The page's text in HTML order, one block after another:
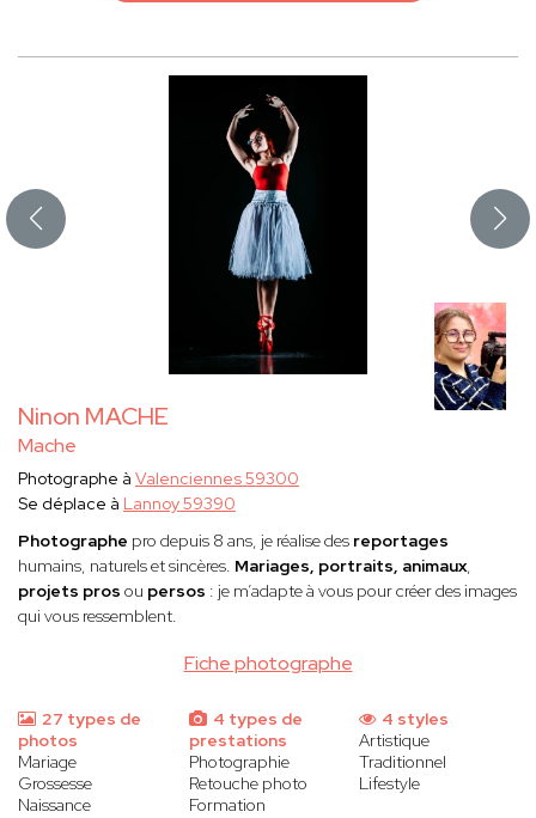
Ninon MACHE
Mache
Fiche photographe
Photographe à Valenciennes 59300
Se déplace à Lannoy 59390
Photographe pro depuis 8 ans, je réalise des reportages
humains, naturels et sincères. Mariages, portraits, animaux,
projets pros ou persos : je m’adapte à vous pour créer des images
qui vous ressemblent.
27 types de
photos
Mariage
Grossesse
Naissance
4 types de
prestations
Photographie
Retouche photo
Formation
4 styles
Artistique
Traditionnel
Lifestyle